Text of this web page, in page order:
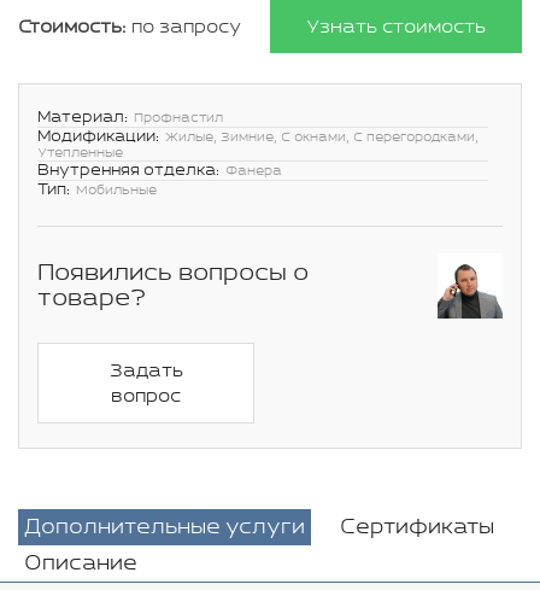
Стоимость: по запросу Узнать стоимость
Материал: Профнастил
Модификации: Жилые, Зимние, С окнами, С перегородками,
Утепленные
Внутренняя отделка: Фанера
Тип: Мобильные
Появились вопросы о
товаре?
Задать
вопрос
Дополнительные услуги
Сертификаты
Описание